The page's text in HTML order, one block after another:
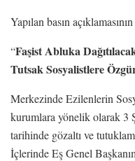
Yapılan basın
“Faşist Abluka
Tutsak Sosyalistlere
Merkezinde Ezilenlerin
kurumlara yönelik olarak 3
tarihinde gözaltı ve
İçlerinde Eş Genel